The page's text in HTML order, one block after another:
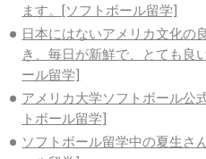
ます。[ソフトボール留学]
日本にはないアメリカ文化の
き、毎日が新鮮で、とても
ール留学]
アメリカ大学ソフトボール
トボール留学]
ソフトボール留学中の夏生